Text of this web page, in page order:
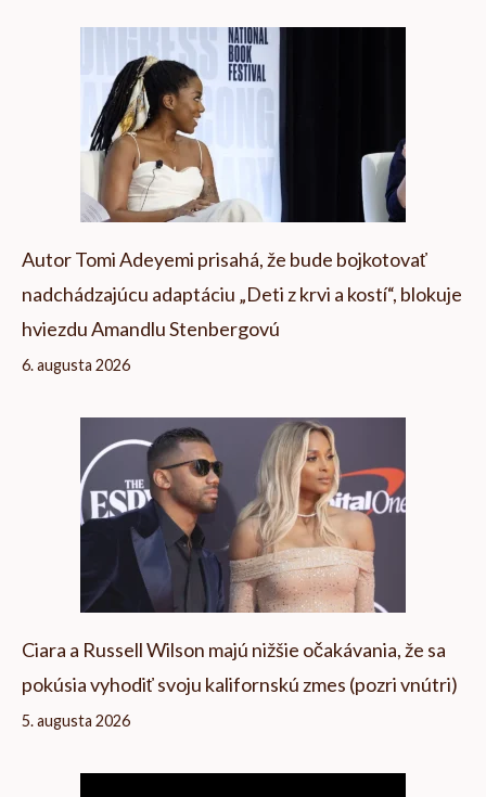
Autor Tomi Adeyemi prisahá, že bude bojkotovať
nadchádzajúcu adaptáciu „Deti z krvi a kostí“, blokuje
hviezdu Amandlu Stenbergovú
6. augusta 2026
Ciara a Russell Wilson majú nižšie očakávania, že sa
pokúsia vyhodiť svoju kalifornskú zmes (pozri vnútri)
5. augusta 2026